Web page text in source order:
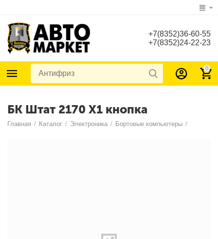
+7(8352)36-60-55
+7(8352)24-22-23
0
БК Штат 2170 Х1 кнопка
Главная / Каталог / Электроника / Бортовые компьютеры /